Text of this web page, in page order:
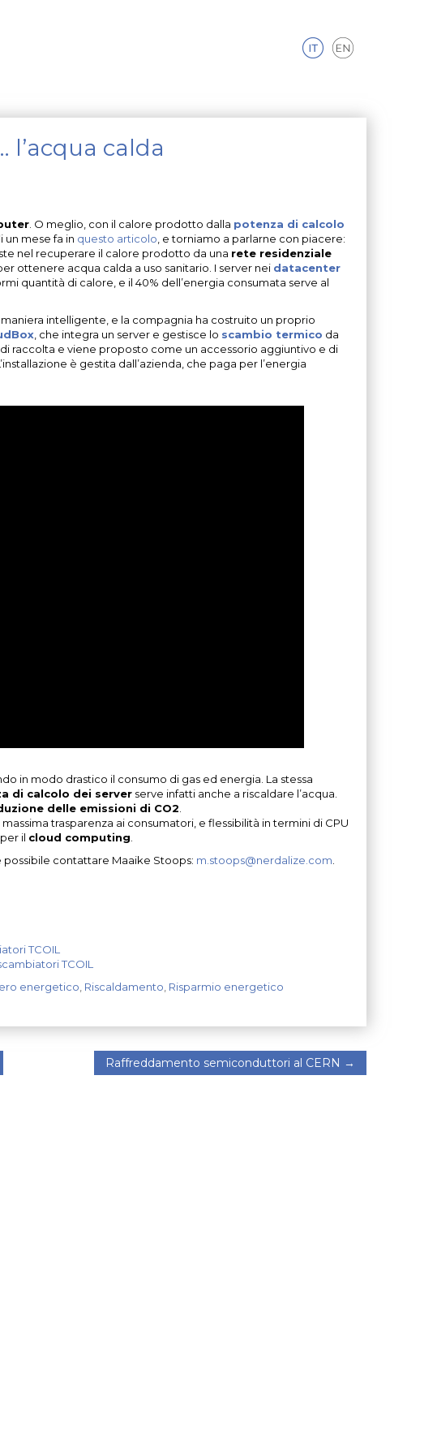
calda
. O meglio, con il calore prodotto dalla potenza di calcolo
mese fa in questo articolo , e torniamo a parlarne con piacere:
nel recuperare il calore prodotto da una rete residenziale
ottenere acqua calda a uso sanitario. I server nei datacenter
quantità di calore, e il 40% dell’energia consumata serve al
intelligente, e la compagnia ha costruito un proprio
, che integra un server e gestisce lo scambio termico da
raccolta e viene proposto come un accessorio aggiuntivo e di
è gestita dall’azienda, che paga per l’energia
in modo drastico il consumo di gas ed energia. La stessa
di calcolo dei serverserve infatti anche a riscaldare l’acqua.
delle emissioni di CO2
trasparenza ai consumatori, e flessibilità in termini di CPU
il cloud computing
contattare Maaike Stoops: m.stoops@nerdalize.com
TCOIL
TCOIL
energetico Riscaldamento Risparmio energetico
Raffreddamento semiconduttori al CERN →